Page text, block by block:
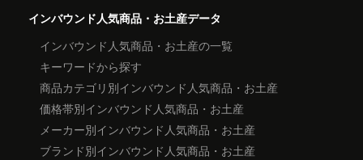
インバウンド人気商品・お土産データ
インバウンド人気商品・お土産の一覧
キーワードから探す
商品カテゴリ別インバウンド人気商品・お土産
価格帯別インバウンド人気商品・お土産
メーカー別インバウンド人気商品・お土産
ブランド別インバウンド人気商品・お土産